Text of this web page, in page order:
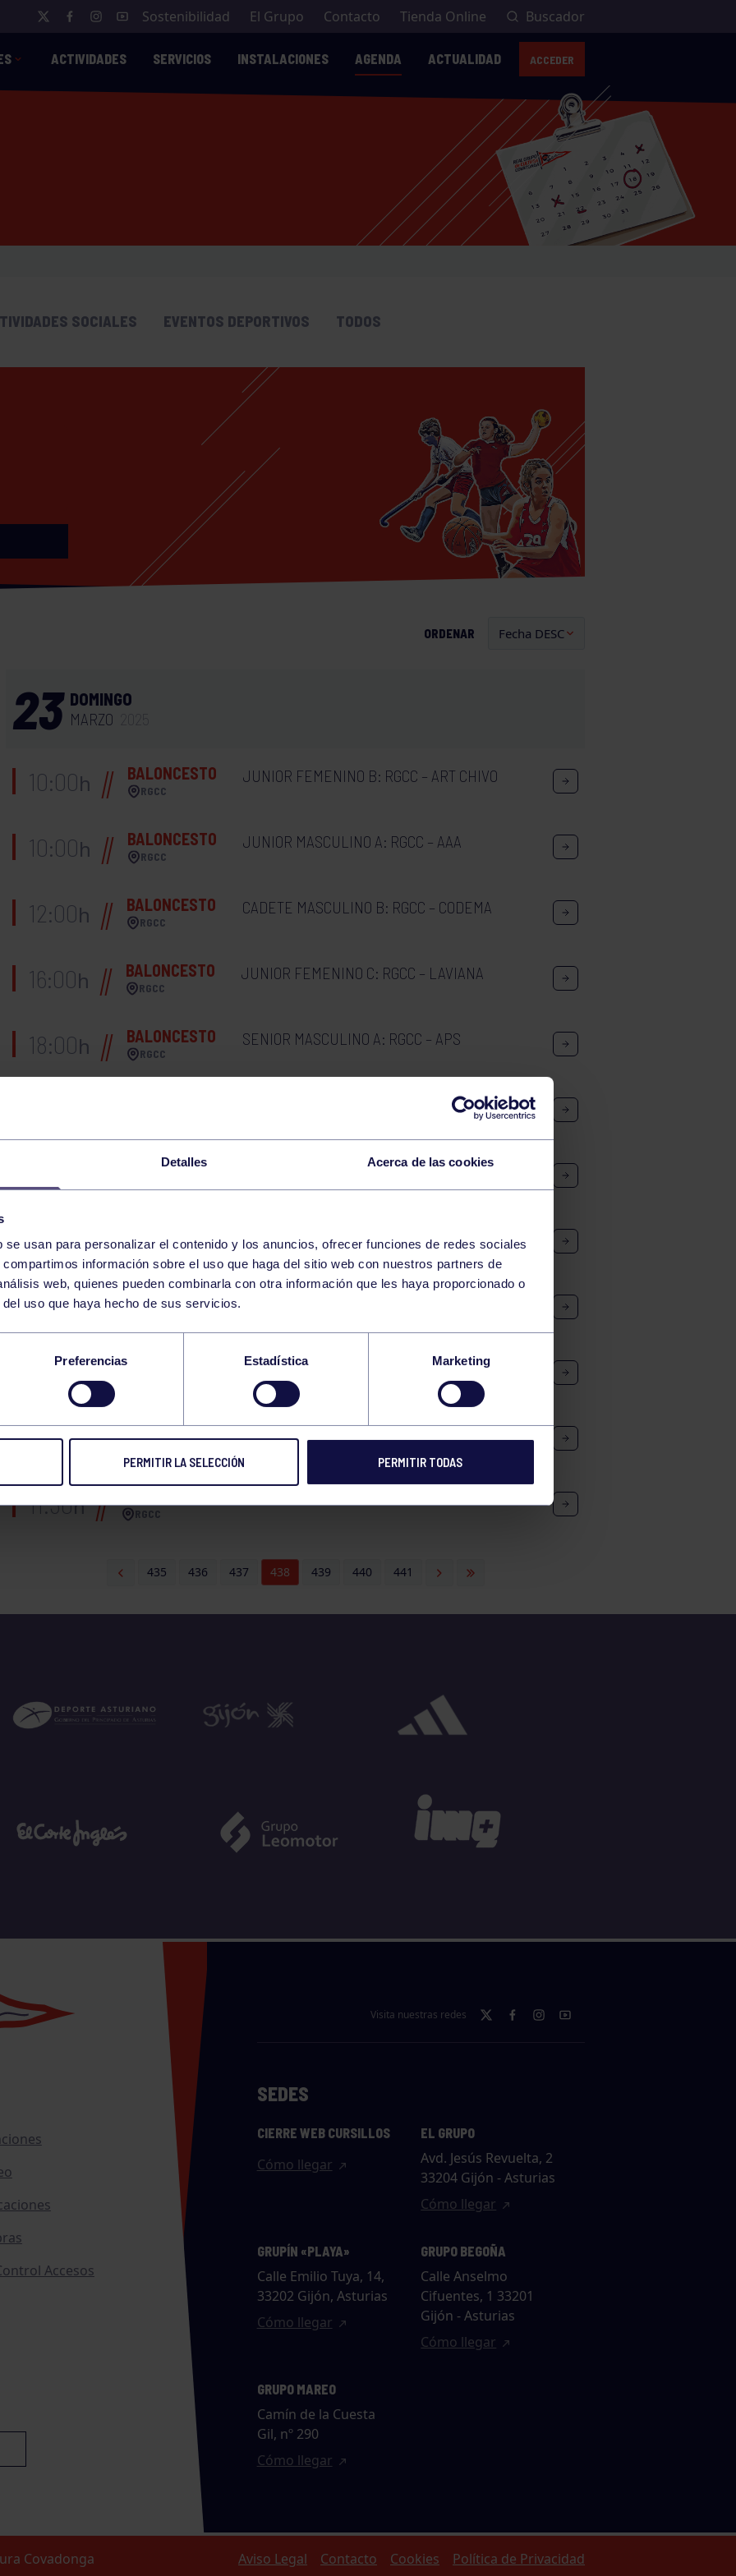
Detalles Acerca de las cookies
usan para personalizar el contenido y los anuncios, ofrecer funciones de redes sociales
información sobre el uso que haga del sitio web con nuestros partners de
web, quienes pueden combinarla con otra información que les haya proporcionado o
uso que haya hecho de sus servicios.
Preferencias Estadística Marketing
PERMITIR LA SELECCIÓN PERMITIR TODAS
Sostenibilidad El Grupo Contacto Tienda Online Buscador
ACTIVIDADES SERVICIOS INSTALACIONES AGENDA ACTUALIDAD ACCEDER
SOCIALES EVENTOS DEPORTIVOS TODOS
ORDENAR
23 DOMINGO
MARZO
10:00h BALONCESTO
RGCC
JUNIOR FEMENINO B: RGCC – ART CHIVO
10:00h BALONCESTO
RGCC
JUNIOR MASCULINO A: RGCC – AAA
12:00h BALONCESTO
RGCC
CADETE MASCULINO B: RGCC – CODEMA
16:00h BALONCESTO
RGCC
JUNIOR FEMENINO C: RGCC – LAVIANA
18:00h BALONCESTO
RGCC
SENIOR MASCULINO A: RGCC – APS
SENIOR FEMENINO B: RGCC – INMACULADA
BALONCESTO PADRES: RGCC – ART CHIVO
11:00h POLA DE SIERO
JUNIOR MASCULINO B: SIERO – RGCC
12:30h BALONCESTO
16:00h BALONCESTO SENIOR MASCULINO B: BVMIERES – RGCC
16:00h BALONCESTO CADETE FEMENINO A: MARCHICA – RGCC
11:30h RGCC
435 436 437 438 439 440 441
Accesos
Visita nuestras redes
SEDES
CIERRE WEB CURSILLOS
Cómo llegar
EL GRUPO
Avd. Jesús Revuelta, 2
33204 Gijón - Asturias
Cómo llegar
GRUPÍN «PLAYA»
Calle Emilio Tuya, 14,
33202 Gijón, Asturias
Cómo llegar
GRUPO BEGOÑA
Calle Anselmo
Cifuentes, 1 33201
Gijón - Asturias
Cómo llegar
GRUPO MAREO
Camín de la Cuesta
Gil, nº 290
Cómo llegar
Covadonga Aviso Legal Contacto Cookies Política de Privacidad